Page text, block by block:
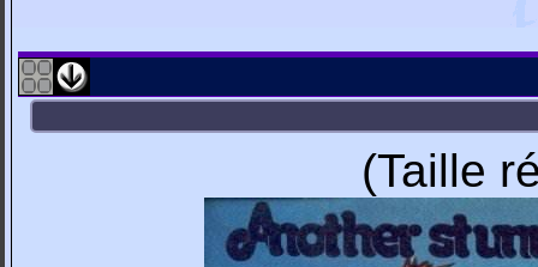
(Taille